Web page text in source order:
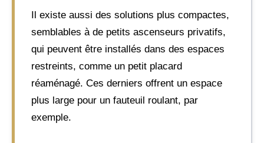
Il existe aussi des solutions plus compactes,
semblables à de petits ascenseurs privatifs,
qui peuvent être installés dans des espaces
restreints, comme un petit placard
réaménagé. Ces derniers offrent un espace
plus large pour un fauteuil roulant, par
exemple.